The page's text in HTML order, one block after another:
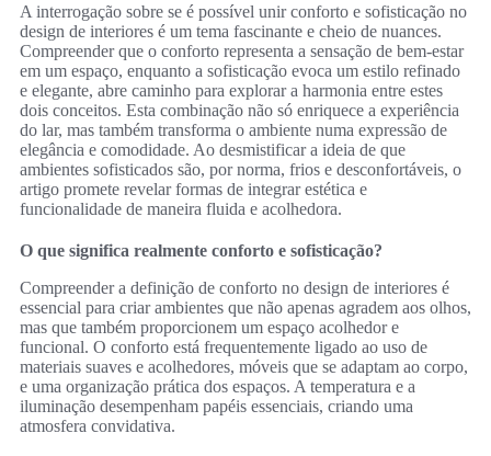
A interrogação sobre se é possível unir conforto e sofisticação no
design de interiores é um tema fascinante e cheio de nuances.
Compreender que o conforto representa a sensação de bem-estar
em um espaço, enquanto a sofisticação evoca um estilo refinado
e elegante, abre caminho para explorar a harmonia entre estes
dois conceitos. Esta combinação não só enriquece a experiência
do lar, mas também transforma o ambiente numa expressão de
elegância e comodidade. Ao desmistificar a ideia de que
ambientes sofisticados são, por norma, frios e desconfortáveis, o
artigo promete revelar formas de integrar estética e
funcionalidade de maneira fluida e acolhedora.
O que significa realmente conforto e sofisticação?
Compreender a definição de conforto no design de interiores é
essencial para criar ambientes que não apenas agradem aos olhos,
mas que também proporcionem um espaço acolhedor e
funcional. O conforto está frequentemente ligado ao uso de
materiais suaves e acolhedores, móveis que se adaptam ao corpo,
e uma organização prática dos espaços. A temperatura e a
iluminação desempenham papéis essenciais, criando uma
atmosfera convidativa.